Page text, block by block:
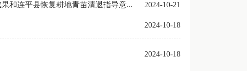
和连平县恢复耕地青苗清退指导意... 2024-10-21
2024-10-18
2024-10-18